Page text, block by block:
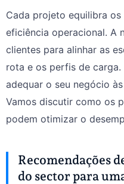
Cada projeto equilibra
eficiência operacional. A
clientes para alinhar as
rota e os perfis de carga.
adequar o seu negócio
Vamos discutir como os
podem otimizar o
Recomendações
do sector para